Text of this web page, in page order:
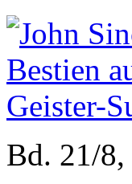
Bd. 21/8,